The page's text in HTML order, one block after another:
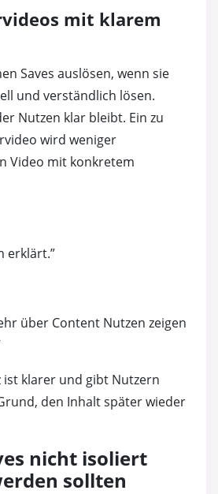
mit klarem
Saves auslösen, wenn sie
und verständlich lösen.
Nutzen klar bleibt. Ein zu
wird weniger
Video mit konkretem
erklärt.”
über Content Nutzen zeigen
ist klarer und gibt Nutzern
den Inhalt später wieder
nicht isoliert
sollten